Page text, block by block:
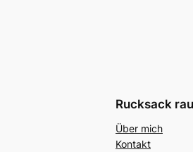
Rucksack
Über mich
Kontakt